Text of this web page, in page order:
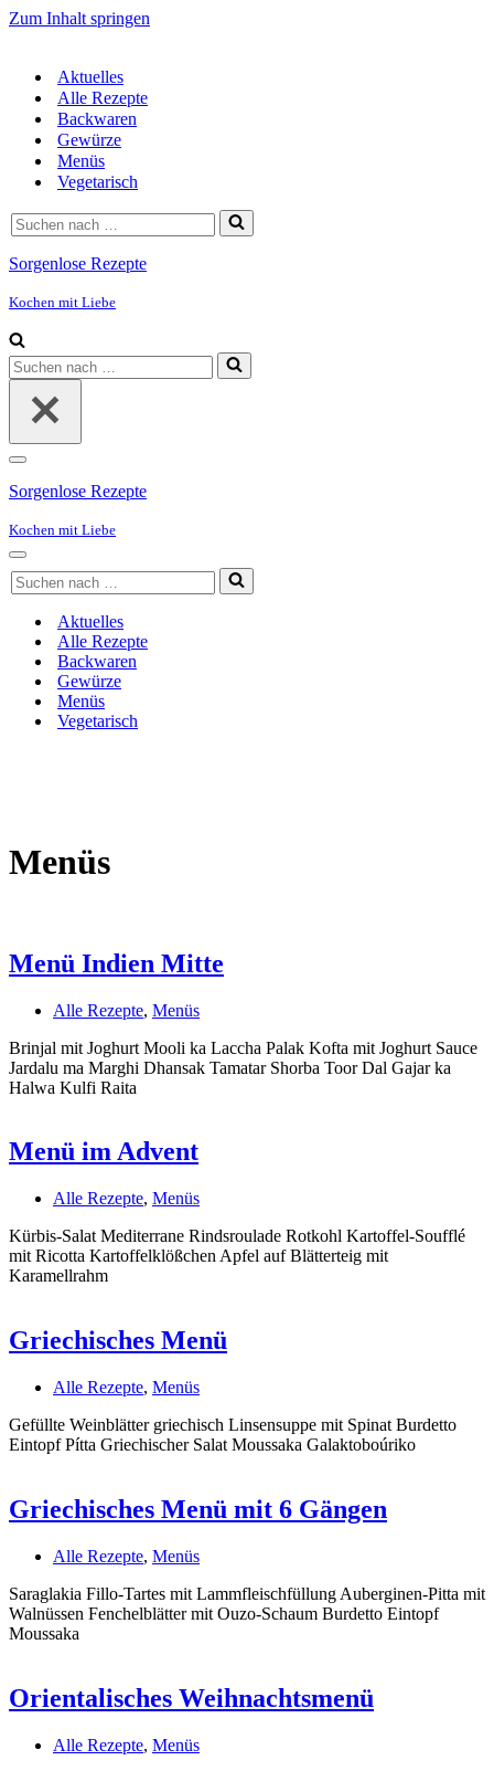
Zum Inhalt springen
Aktuelles
Alle Rezepte
Backwaren
Gewürze
Menüs
Vegetarisch
Suchen
nach …
Sorgenlose Rezepte
Kochen mit Liebe
Suchen
nach …
Navigationsmenü
Sorgenlose Rezepte
Kochen mit Liebe
Navigationsmenü
Suchen
nach …
Aktuelles
Alle Rezepte
Backwaren
Gewürze
Menüs
Vegetarisch
Menüs
Menü Indien Mitte
Alle Rezepte, Menüs
Brinjal mit Joghurt Mooli ka Laccha Palak Kofta mit Joghurt Sauce
Jardalu ma Marghi Dhansak Tamatar Shorba Toor Dal Gajar ka
Halwa Kulfi Raita
Menü im Advent
Alle Rezepte, Menüs
Kürbis-Salat Mediterrane Rindsroulade Rotkohl Kartoffel-Soufflé
mit Ricotta Kartoffelklößchen Apfel auf Blätterteig mit
Karamellrahm
Griechisches Menü
Alle Rezepte, Menüs
Gefüllte Weinblätter griechisch Linsensuppe mit Spinat Burdetto
Eintopf Pítta Griechischer Salat Moussaka Galaktoboúriko
Griechisches Menü mit 6 Gängen
Alle Rezepte, Menüs
Saraglakia Fillo-Tartes mit Lammfleischfüllung Auberginen-Pitta mit
Walnüssen Fenchelblätter mit Ouzo-Schaum Burdetto Eintopf
Moussaka
Orientalisches Weihnachtsmenü
Alle Rezepte, Menüs